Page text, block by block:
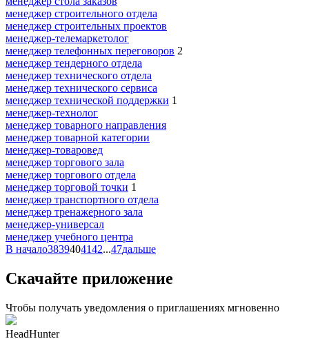
менеджер строительного отдела
менеджер строительных проектов
менеджер-телемаркетолог
менеджер телефонных переговоров 2
менеджер тендерного отдела
менеджер технического отдела
менеджер технического сервиса
менеджер технической поддержки 1
менеджер-технолог
менеджер товарного направления
менеджер товарной категории
менеджер-товаровед
менеджер торгового зала
менеджер торгового отдела
менеджер торговой точки 1
менеджер транспортного отдела
менеджер тренажерного зала
менеджер-универсал
менеджер учебного центра
В начало3839404142...47дальше
Скачайте приложение
Чтобы получать уведомления о приглашениях мгновенно
HeadHunter